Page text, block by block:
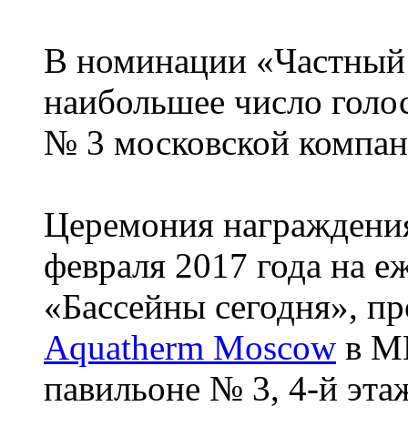
В номинации «Частный
наибольшее число
№ 3 московской
Церемония
февраля 2017 года на
«Бассейны сегодня»,
Aquatherm Moscow в
павильоне № 3, 4-й